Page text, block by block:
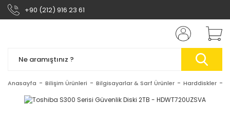
+90 (212) 916 23 61
Anasayfa Bilişim Ürünleri Bilgisayarlar & Sarf Ürünler Harddiskler